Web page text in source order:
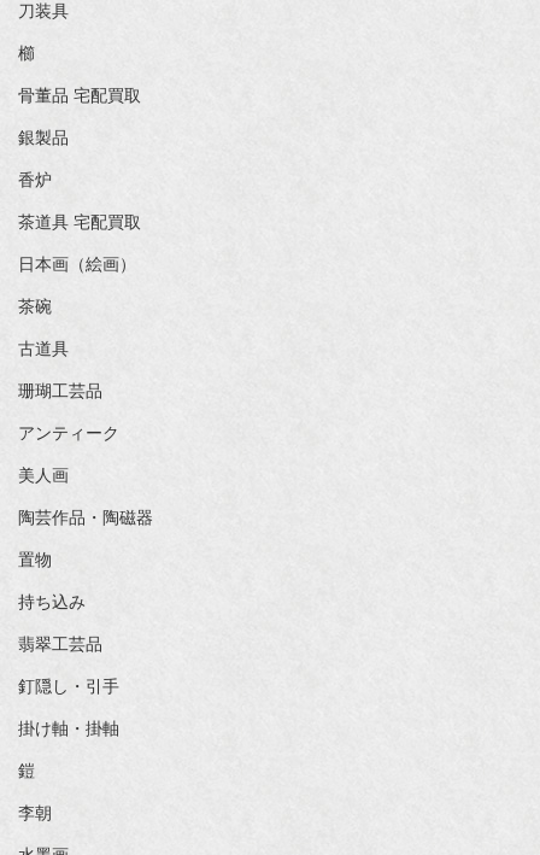
刀装具
櫛
骨董品 宅配買取
銀製品
香炉
茶道具 宅配買取
日本画（絵画）
茶碗
古道具
珊瑚工芸品
アンティーク
美人画
陶芸作品・陶磁器
置物
持ち込み
翡翠工芸品
釘隠し・引手
掛け軸・掛軸
鎧
李朝